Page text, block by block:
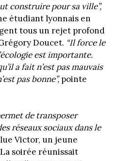
construire pour sa ville”,
étudiant lyonnais en
tous un rejet profond
Doucet. “Il force le
est importante.
a fait n’est pas mauvais
pas bonne”,pointe
de transposer
réseaux sociaux dans le
Victor, un jeune
soirée réunissait